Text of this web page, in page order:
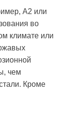
А2 или
во
климате или
чем
Кроме